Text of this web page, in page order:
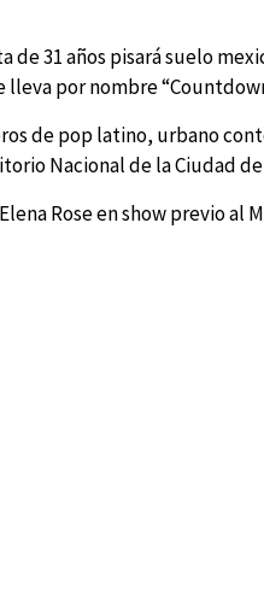
31 años pisará suelo
por nombre
de pop latino, urbano
Nacional de la Ciudad